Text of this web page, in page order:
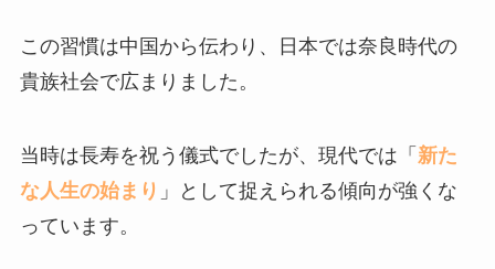
この習慣は中国から伝わり、日本では奈良時代の
貴族社会で広まりました。
当時は長寿を祝う儀式でしたが、現代では「 新た
な人生の始まり 」として捉えられる傾向が強くな
っています。